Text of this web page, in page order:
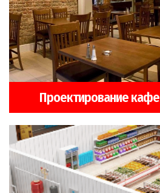
Проектирование кафе